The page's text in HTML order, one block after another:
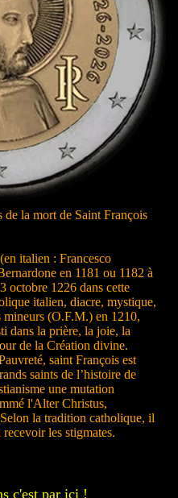
de la mort de Saint François
italien : Francesco
en 1181 ou 1182 à
octobre 1226 dans cette
italien, diacre, mystique,
mineurs (O.F.M.) en 1210,
dans la prière, la joie, la
de la Création divine.
saint François est
saints de l’histoire de
une mutation
l'Alter Christus,
la tradition catholique, il
les stigmates.
c'est par ici !